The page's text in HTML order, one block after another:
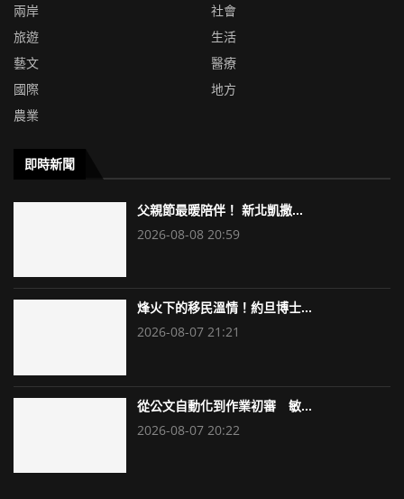
兩岸
社會
旅遊
生活
藝文
醫療
國際
地方
農業
即時新聞
父親節最暖陪伴！ 新北凱撒...
2026-08-08 20:59
烽火下的移民溫情！約旦博士...
2026-08-07 21:21
從公文自動化到作業初審 敏...
2026-08-07 20:22